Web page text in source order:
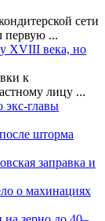
сети
первую ...
XVIII века, но
к
лицу ...
экс-главы
шторма
заправка и
о махинациях